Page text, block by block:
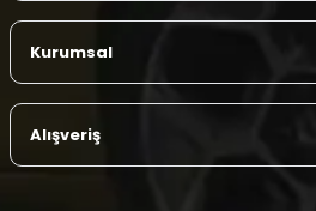
Kurumsal
Alışveriş